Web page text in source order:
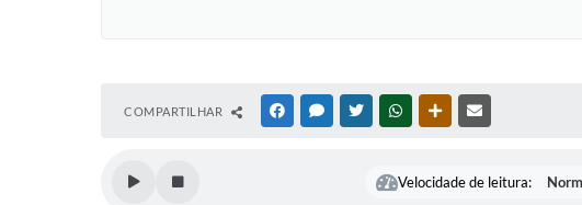
COMPARTILHAR FACEBOOKMESSENGER
TWITTERWHATSAPPOUTRAS MÍDIAS
Velocidade de leitura: